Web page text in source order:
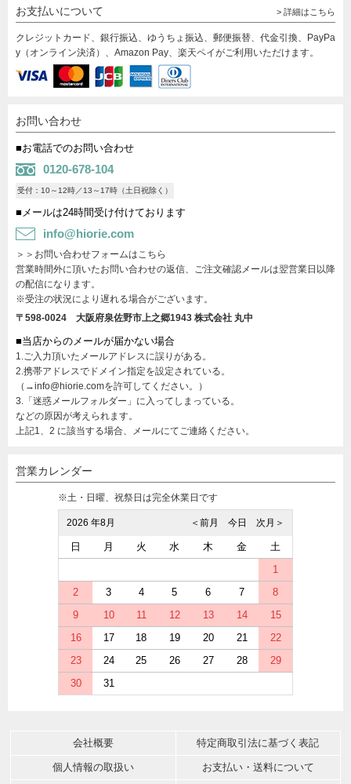
お支払いについて > 詳細はこちら
クレジットカード、銀行振込、ゆうちょ振込、郵便振替、代金引換、PayPa
y（オンライン決済）、Amazon Pay、楽天ペイがご利用いただけます。
お問い合わせ
■お電話でのお問い合わせ
0120-678-104
受付：10～12時／13～17時（土日祝除く）
■メールは24時間受け付けております
info@hiorie.com
＞＞お問い合わせフォームはこちら
営業時間外に頂いたお問い合わせの返信、ご注文確認メールは翌営業日以降
の配信になります。
※受注の状況により遅れる場合がございます。
〒598-0024 大阪府泉佐野市上之郷1943 株式会社 丸中
■当店からのメールが届かない場合
1.ご入力頂いたメールアドレスに誤りがある。
2.携帯アドレスでドメイン指定を設定されている。
（→info@hiorie.comを許可してください。）
3.「迷惑メールフォルダー」に入ってしまっている。
などの原因が考えられます。
上記1、2 に該当する場合、メールにてご連絡ください。
営業カレンダー
※土・日曜、祝祭日は完全休業日です
2026 年8月 次月＞
今日
＜前月
日 月 火 水 木 金
土
1
2
3 4 5 6 7
8
9
10 11 12 13 14
15
16
17 18 19 20 21
22
23
24 25 26 27 28
29
30
31
会社概要 特定商取引法に基づく表記
個人情報の取扱い お支払い・送料について